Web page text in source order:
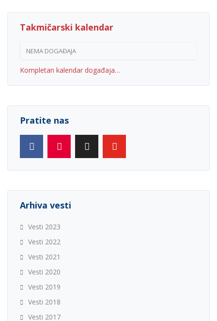
Takmičarski kalendar
NEMA DOGAĐAJA
Kompletan kalendar događaja…
Pratite nas
Arhiva vesti
Vesti 2023
Vesti 2022
Vesti 2021
Vesti 2020
Vesti 2019
Vesti 2018
Vesti 2017